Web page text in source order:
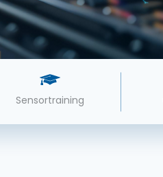
Sensortraining